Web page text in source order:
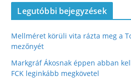
Legutóbbi bejegyzések
Mellméret körüli vita rázta meg a
mezőnyét
Markgráf Ákosnak éppen abban
FCK leginkább megkövetel